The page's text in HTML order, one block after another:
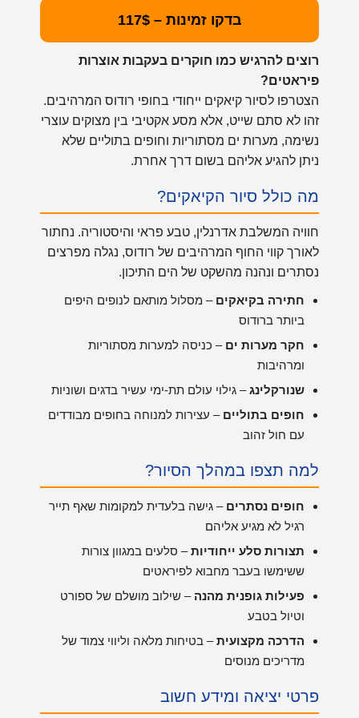
בדקו זמינות – 117$
רוצים להרגיש כמו חוקרים בעקבות אוצרות
פיראטים?
הצטרפו לסיור קיאקים ייחודי בחופי רודוס המרהיבים.
זהו לא סתם שייט, אלא מסע אקטיבי בין מצוקים עוצרי
נשימה, מערות ים מסתוריות וחופים בתוליים שלא
ניתן להגיע אליהם בשום דרך אחרת.
מה כולל סיור הקיאקים?
חוויה המשלבת אדרנלין, טבע פראי והיסטוריה. נחתור
לאורך קווי החוף המרהיבים של רודוס, נגלה מפרצים
נסתרים ונהנה מהשקט של הים התיכון.
חתירה בקיאקים – מסלול מותאם לנופים היפים
ביותר ברודוס
חקר מערות ים – כניסה למערות מסתוריות
ומרהיבות
שנורקלינג– גילוי עולם תת-ימי עשיר בדגים ושוניות
חופים בתוליים – עצירות למנוחה בחופים מבודדים
עם חול זהוב
למה תצפו במהלך הסיור?
חופים נסתרים – גישה בלעדית למקומות שאף תייר
רגיל לא מגיע אליהם
תצורות סלע ייחודיות– סלעים במגוון צורות
ששימשו בעבר מחבוא לפיראטים
פעילות גופנית מהנה – שילוב מושלם של ספורט
וטיול בטבע
הדרכה מקצועית– בטיחות מלאה וליווי צמוד של
מדריכים מנוסים
פרטי יציאה ומידע חשוב